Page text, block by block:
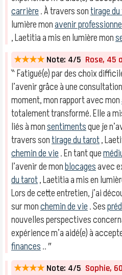
carrière. À travers sontirage
lumière monavenir
, Laetitia a mis en lumière mon
★★★★ Note: 4/5 Rose, 45
‶ Fatigué(e) par des choix
l’avenir grâce à une
moment, mon rapport avec mon
totalement transformé. Elle a
liés à monsentimentsque je
travers sontirage du tarot,
chemin de vie. En tant que
l’avenir de monblocagesavec
du tarot, Laetitia a mis en
Lors de cette entretien, j’ai
sur monchemin de vie. Ses
nouvelles perspectives
expérience m’a aidé(e) à
finances.. ″
★★★★ Note: 4/5 Sophie,